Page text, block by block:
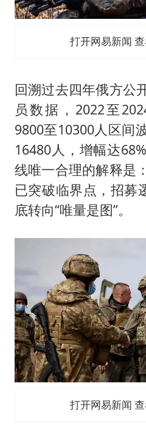
打开网易新闻
回溯过去四年俄方公
员数据，2022至
9800至10300人区间
16480人，增幅达
线唯一合理的解释是
已突破临界点，招募
底转向“唯量是图”。
打开网易新闻